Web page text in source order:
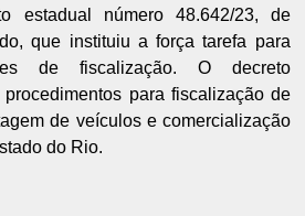
estadual número 48.642/23, de
que instituiu a força tarefa para
de fiscalização. O decreto
procedimentos para fiscalização de
de veículos e comercialização
do Rio.